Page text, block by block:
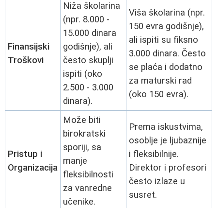
Finansijski
Troškovi
Niža školarina
(npr. 8.000 -
15.000 dinara
godišnje), ali
često skuplji
ispiti (oko
2.500 - 3.000
dinara).
Viša školarina (npr.
150 evra godišnje),
ali ispiti su fiksno
3.000 dinara. Često
se plaća i dodatno
za maturski rad
(oko 150 evra).
Pristup i
Organizacija
Može biti
birokratski
sporiji, sa
manje
fleksibilnosti
za vanredne
učenike.
Prema iskustvima,
osoblje je ljubaznije
i fleksibilnije.
Direktor i profesori
često izlaze u
susret.